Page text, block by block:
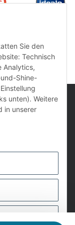
Sie den
Technisch
Analytics,
Shine-
unten). Weitere
in unserer
des Herstellers für
sich um echte
Versandkosten